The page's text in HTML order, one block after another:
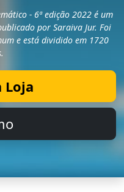
- 6ª edição 2022 é um
por Saraiva Jur. Foi
e está dividido em 1720
Loja